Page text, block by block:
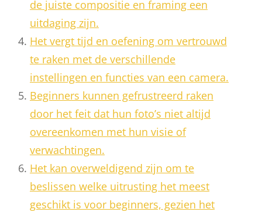
de juiste compositie en framing een
uitdaging zijn.
Het vergt tijd en oefening om vertrouwd
te raken met de verschillende
instellingen en functies van een camera.
Beginners kunnen gefrustreerd raken
door het feit dat hun foto’s niet altijd
overeenkomen met hun visie of
verwachtingen.
Het kan overweldigend zijn om te
beslissen welke uitrusting het meest
geschikt is voor beginners, gezien het